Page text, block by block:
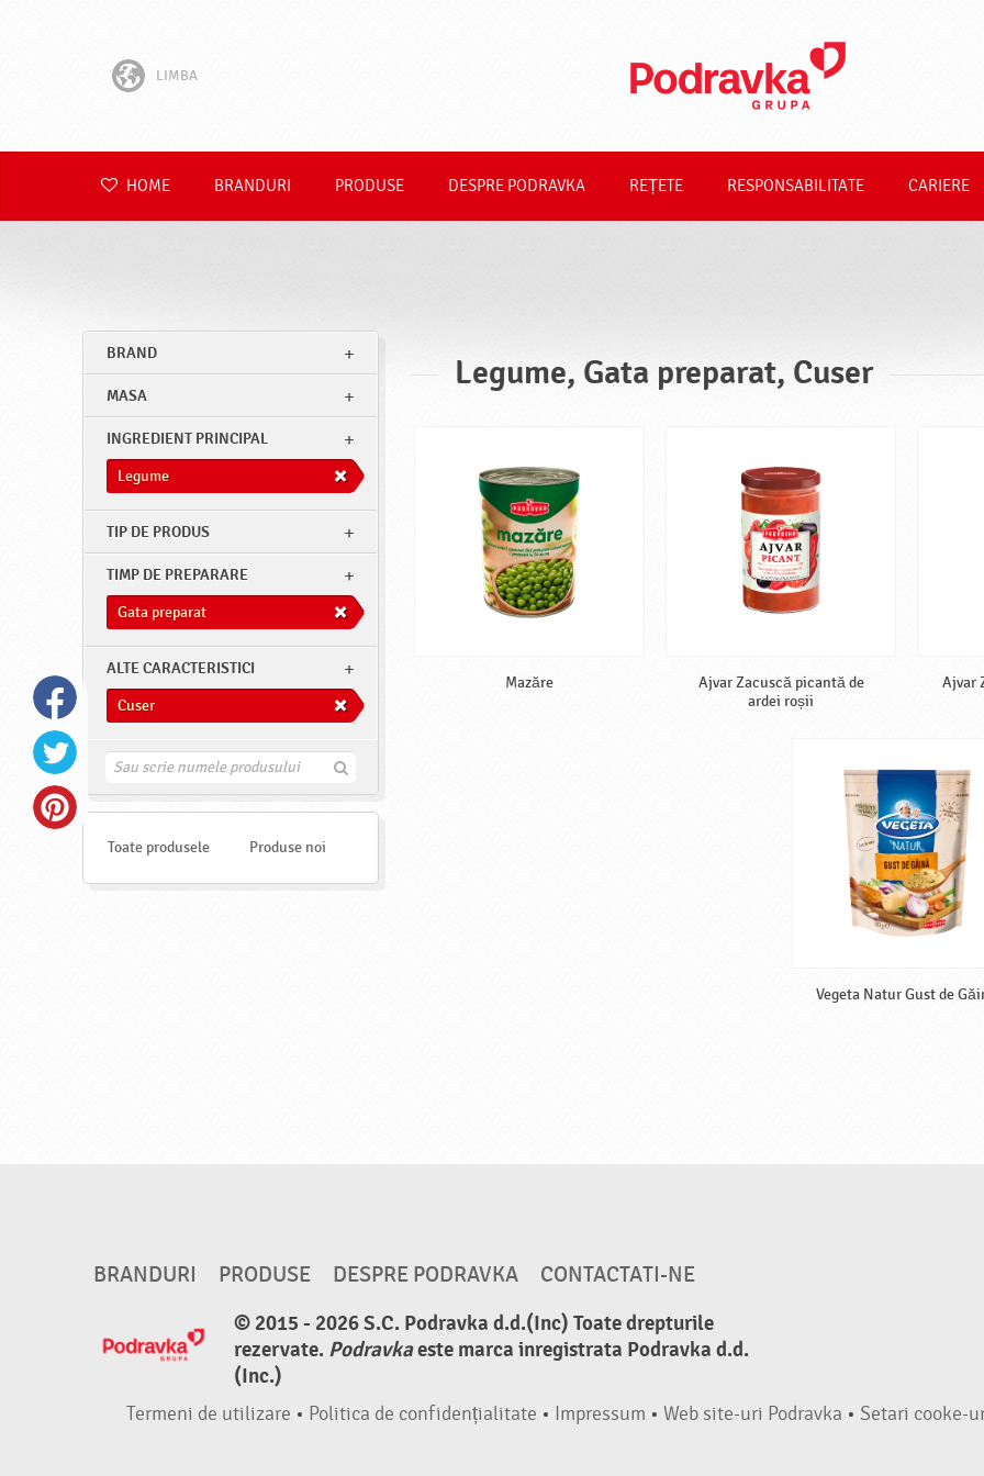
LIMBA
Hrvatski
Polski
Deutsch
HOME BRANDURI PRODUSE DESPRE PODRAVKA REȚETE RESPONSABILITATE CARIERE
BRAND
MASA
INGREDIENT PRINCIPAL
Legume
TIP DE PRODUS
TIMP DE PREPARARE
Gata preparat
ALTE CARACTERISTICI
Cuser
G
e
Toate produsele Produse noi
Legume, Gata preparat, Cuser
Mazăre
Ajvar Zacuscă picantă de
ardei roșii
Ajvar
Vegeta Natur Gust de
BRANDURI PRODUSE DESPRE PODRAVKA
CONTACTATI-NE
© 2015 - 2026 S.C. Podravka d.d.(Inc) Toate drepturile
rezervate. Podravkaeste marca inregistrata Podravka d.d.
(Inc.)
Termeni de utilizare • Politica de confidențialitate • Impressum • Web site-uri Podravka • Setari cooke-